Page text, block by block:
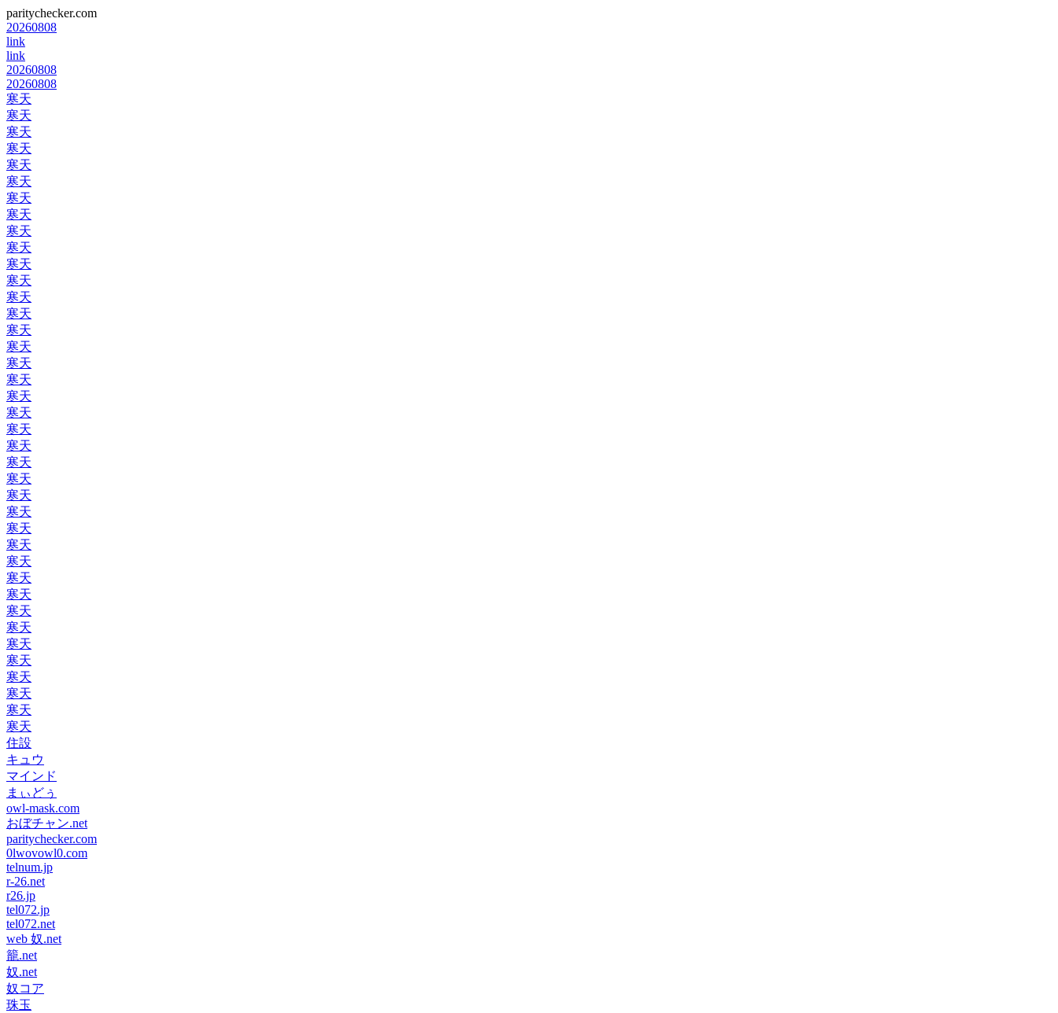
paritychecker.com
20260808
link
link
20260808
20260808
寒天
寒天
寒天
寒天
寒天
寒天
寒天
寒天
寒天
寒天
寒天
寒天
寒天
寒天
寒天
寒天
寒天
寒天
寒天
寒天
寒天
寒天
寒天
寒天
寒天
寒天
寒天
寒天
寒天
寒天
寒天
寒天
寒天
寒天
寒天
寒天
寒天
寒天
寒天
住設
キュウ
マインド
まぃどぅ
owl-mask.com
おぼチャン.net
paritychecker.com
0lwovowl0.com
telnum.jp
r-26.net
r26.jp
tel072.jp
tel072.net
web 奴.net
籠.net
奴.net
奴コア
珠玉